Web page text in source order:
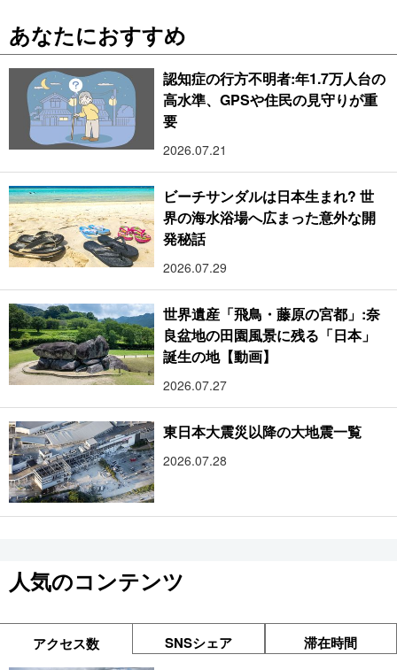
あなたにおすすめ
認知症の行方不明者:年1.7万人台の
高水準、GPSや住民の見守りが重
要
2026.07.21
ビーチサンダルは日本生まれ? 世
界の海水浴場へ広まった意外な開
発秘話
2026.07.29
世界遺産「飛鳥・藤原の宮都」:奈
良盆地の田園風景に残る「日本」
誕生の地【動画】
2026.07.27
東日本大震災以降の大地震一覧
2026.07.28
人気のコンテンツ
アクセス数 SNSシェア 滞在時間